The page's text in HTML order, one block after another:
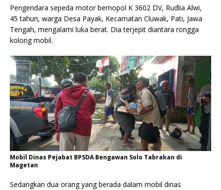
Pengendara sepeda motor bernopol K 3602 DV, Rudlia Alwi,
45 tahun, warga Desa Payak, Kecamatan Cluwak, Pati, Jawa
Tengah, mengalami luka berat. Dia terjepit diantara rongga
kolong mobil.
Mobil Dinas Pejabat BPSDA Bengawan Solo Tabrakan di
Magetan
Sedangkan dua orang yang berada dalam mobil dinas